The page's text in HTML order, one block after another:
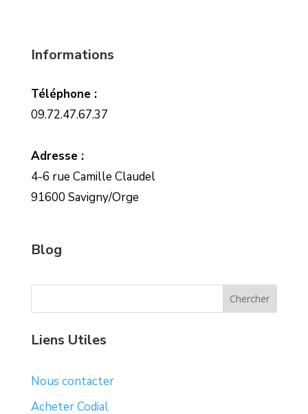
Informations
Téléphone :
09.72.47.67.37
Adresse :
4-6 rue Camille Claudel
91600 Savigny/Orge
Blog
Liens Utiles
Nous contacter
Acheter Codial